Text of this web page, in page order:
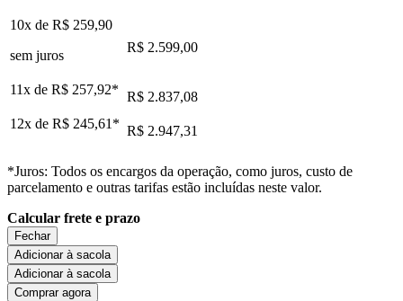
10x de R$ 259,90
sem juros
R$ 2.599,00
11x de R$ 257,92* R$ 2.837,08
12x de R$ 245,61* R$ 2.947,31
*Juros: Todos os encargos da operação, como juros, custo de
parcelamento e outras tarifas estão incluídas neste valor.
Calcular frete e prazo
Fechar
Adicionar à sacola
Adicionar à sacola
Comprar agora